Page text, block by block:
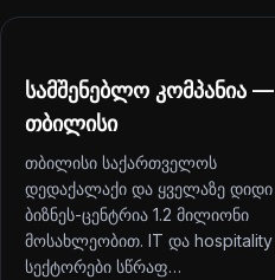
სამშენებლო კომპანია —
თბილისი
თბილისი საქართველოს
დედაქალაქი და ყველაზე დიდი
ბიზნეს-ცენტრია 1.2 მილიონი
მოსახლეობით. IT და hospitality
სექტორები სწრაფ…